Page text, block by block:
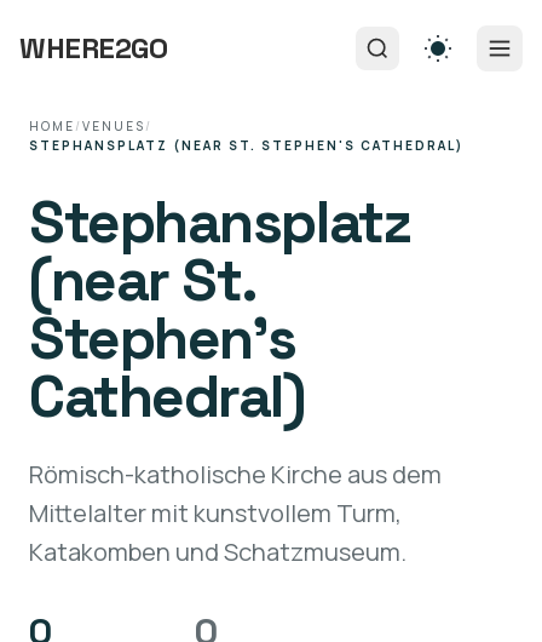
WHERE2GO
HOME / VENUES /
STEPHANSPLATZ (NEAR ST. STEPHEN'S CATHEDRAL)
Stephansplatz
(near St.
Stephen's
Cathedral)
Römisch-katholische Kirche aus dem
Mittelalter mit kunstvollem Turm,
Katakomben und Schatzmuseum.
0 0